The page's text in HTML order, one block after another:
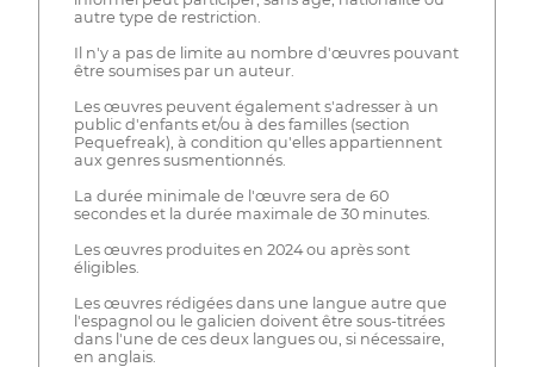
autre type de restriction.
Il n'y a pas de limite au nombre d'œuvres pouvant
être soumises par un auteur.
Les œuvres peuvent également s'adresser à un
public d'enfants et/ou à des familles (section
Pequefreak), à condition qu'elles appartiennent
aux genres susmentionnés.
La durée minimale de l'œuvre sera de 60
secondes et la durée maximale de 30 minutes.
Les œuvres produites en 2024 ou après sont
éligibles.
Les œuvres rédigées dans une langue autre que
l'espagnol ou le galicien doivent être sous-titrées
dans l'une de ces deux langues ou, si nécessaire,
en anglais.